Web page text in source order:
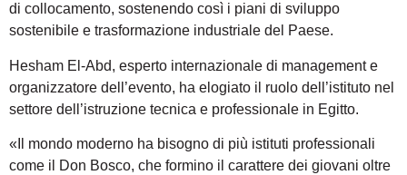
di collocamento, sostenendo così i piani di sviluppo
sostenibile e trasformazione industriale del Paese.
Hesham El-Abd, esperto internazionale di management e
organizzatore dell’evento, ha elogiato il ruolo dell’istituto nel
settore dell’istruzione tecnica e professionale in Egitto.
«Il mondo moderno ha bisogno di più istituti professionali
come il Don Bosco, che formino il carattere dei giovani oltre